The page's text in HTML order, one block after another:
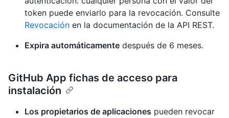
token puede enviarlo para la revocación. Consulte
Revocación en la documentación de la API REST.
Expira automáticamente después de 6 meses.
GitHub App fichas de acceso para
instalación
Los propietarios de aplicaciones pueden revocar